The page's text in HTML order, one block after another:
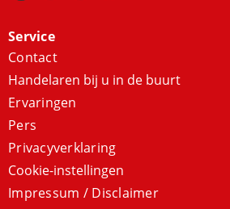
Service
Contact
Handelaren bij u in de buurt
Ervaringen
Pers
Privacyverklaring
Cookie-instellingen
Impressum / Disclaimer